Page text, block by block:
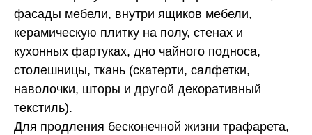
фасады мебели, внутри ящиков мебели,
керамическую плитку на полу, стенах и
кухонных фартуках, дно чайного подноса,
столешницы, ткань (скатерти, салфетки,
наволочки, шторы и другой декоративный
текстиль).
Для продления бесконечной жизни трафарета,